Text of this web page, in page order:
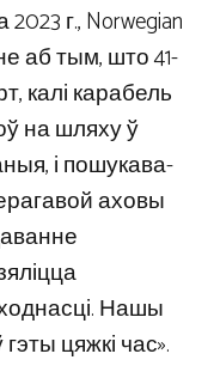
г., Norwegian
аб тым, што 41-
калі карабель
на шляху ў
і пошукава-
аховы
Нашы
гэты цяжкі час».